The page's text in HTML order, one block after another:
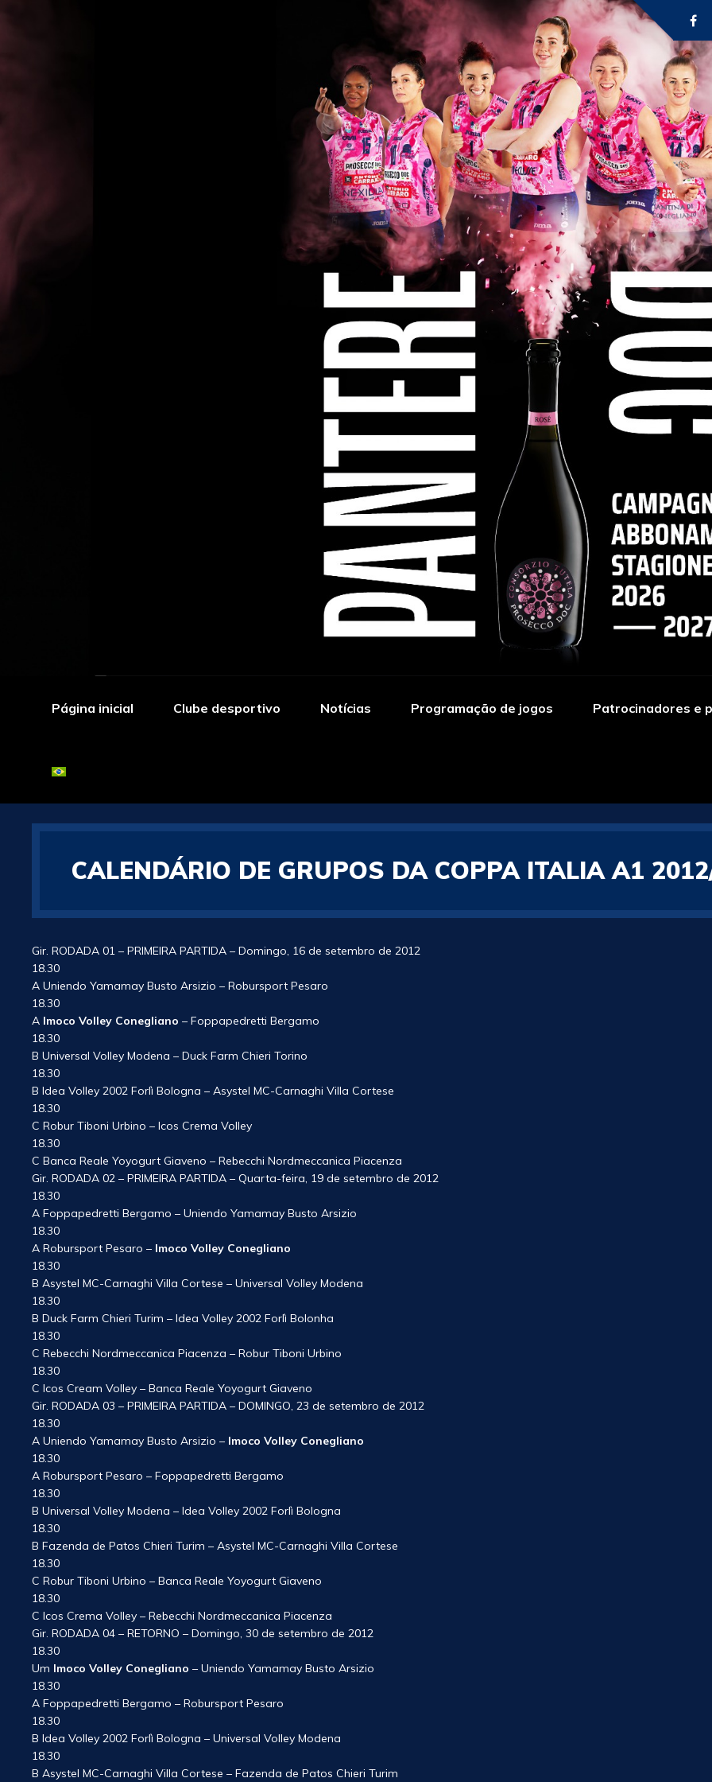
Página inicial Clube desportivo Notícias Programação de jogos Patrocinadores e
CALENDÁRIO DE GRUPOS DA COPPA ITALIA A1
Gir. RODADA 01 – PRIMEIRA PARTIDA – Domingo, 16 de setembro de 2012
18.30
A Uniendo Yamamay Busto Arsizio – Robursport Pesaro
18.30
A Imoco Volley Conegliano – Foppapedretti Bergamo
18.30
B Universal Volley Modena – Duck Farm Chieri Torino
18.30
B Idea Volley 2002 Forlì Bologna – Asystel MC-Carnaghi Villa Cortese
18.30
C Robur Tiboni Urbino – Icos Crema Volley
18.30
C Banca Reale Yoyogurt Giaveno – Rebecchi Nordmeccanica Piacenza
Gir. RODADA 02 – PRIMEIRA PARTIDA – Quarta-feira, 19 de setembro de 2012
18.30
A Foppapedretti Bergamo – Uniendo Yamamay Busto Arsizio
18.30
A Robursport Pesaro – Imoco Volley Conegliano
18.30
B Asystel MC-Carnaghi Villa Cortese – Universal Volley Modena
18.30
B Duck Farm Chieri Turim – Idea Volley 2002 Forlì Bolonha
18.30
C Rebecchi Nordmeccanica Piacenza – Robur Tiboni Urbino
18.30
C Icos Cream Volley – Banca Reale Yoyogurt Giaveno
Gir. RODADA 03 – PRIMEIRA PARTIDA – DOMINGO, 23 de setembro de 2012
18.30
A Uniendo Yamamay Busto Arsizio – Imoco Volley Conegliano
18.30
A Robursport Pesaro – Foppapedretti Bergamo
18.30
B Universal Volley Modena – Idea Volley 2002 Forlì Bologna
18.30
B Fazenda de Patos Chieri Turim – Asystel MC-Carnaghi Villa Cortese
18.30
C Robur Tiboni Urbino – Banca Reale Yoyogurt Giaveno
18.30
C Icos Crema Volley – Rebecchi Nordmeccanica Piacenza
Gir. RODADA 04 – RETORNO – Domingo, 30 de setembro de 2012
18.30
Um Imoco Volley Conegliano – Uniendo Yamamay Busto Arsizio
18.30
A Foppapedretti Bergamo – Robursport Pesaro
18.30
B Idea Volley 2002 Forlì Bologna – Universal Volley Modena
18.30
B Asystel MC-Carnaghi Villa Cortese – Fazenda de Patos Chieri Turim